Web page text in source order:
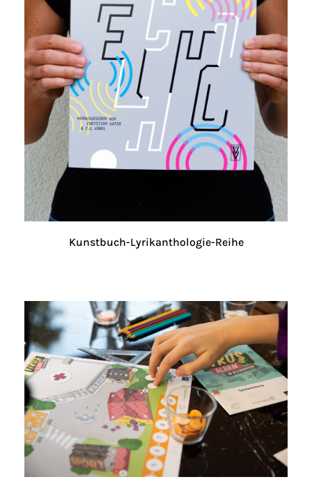
Kunstbuch-Lyrikanthologie-Reihe